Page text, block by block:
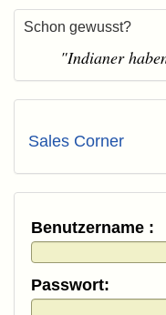
Schon gewusst?
"Indianer
Sales Corner
Benutzername :
Passwort: